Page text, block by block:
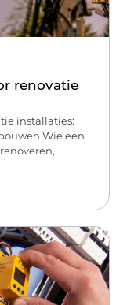
renovatie
installaties:
Wie een